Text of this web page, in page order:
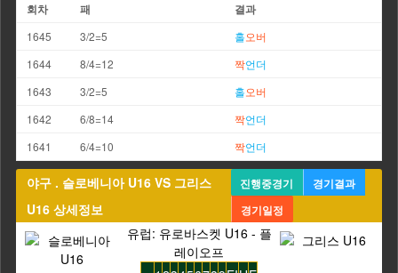
회차 패 결과
1645 3/2=5 홀오버
1644
8/4=12 짝언더
1643
3/2=5 홀오버
1642
6/8=14 짝언더
1641
6/4=10 짝언더
야구 . 슬로베니아 U16 VS 그리스
U16 상세정보
진행중경기
경기결과
경기일정
유럽: 유로바스켓 U16 - 플
레이오프